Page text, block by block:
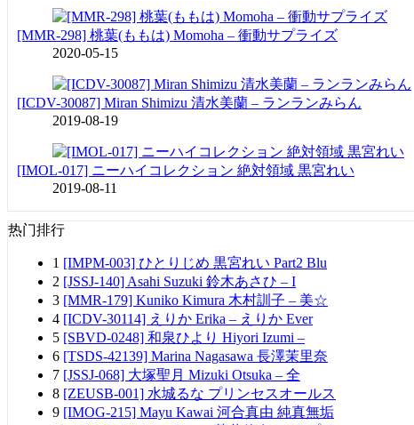
[MMR-298] 桃葉(ももは) Momoha – 衝動サプライズ
2020-05-15
[ICDV-30087] Miran Shimizu 清水美蘭 – ランランみらん
2019-08-19
[IMOL-017] ニーハイコレクション 絶対領域 黒宮れい
2019-08-11
热门排行
1 [IMPM-003] ひとりじめ 黒宮れい Part2 Blu
2 [JSSJ-140] Asahi Suzuki 鈴木あさひ – I
3 [MMR-179] Kuniko Kimura 木村訓子 – 美☆
4 [ICDV-30114] えりか Erika – えりか Ever
5 [SBVD-0248] 和泉ひより Hiyori Izumi –
6 [TSDS-42139] Marina Nagasawa 長澤茉里奈
7 [JSSJ-068] 大塚聖月 Mizuki Otsuka – 全
8 [ZEUSB-001] 水城るな プリンセスオールス
9 [IMOG-215] Mayu Kawai 河合真由 純真無垢